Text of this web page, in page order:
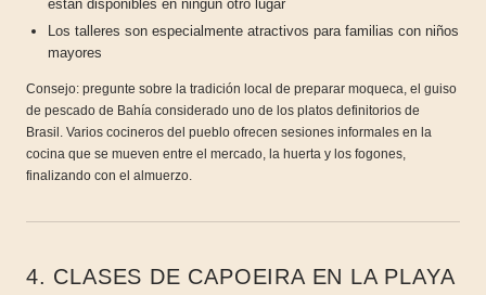
están disponibles en ningún otro lugar
Los talleres son especialmente atractivos para familias con niños
mayores
Consejo: pregunte sobre la tradición local de preparar moqueca, el guiso
de pescado de Bahía considerado uno de los platos definitorios de
Brasil. Varios cocineros del pueblo ofrecen sesiones informales en la
cocina que se mueven entre el mercado, la huerta y los fogones,
finalizando con el almuerzo.
4. CLASES DE CAPOEIRA EN LA PLAYA